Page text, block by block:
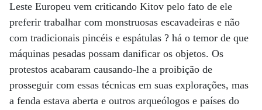
Leste Europeu vem criticando Kitov pelo fato de ele
preferir trabalhar com monstruosas escavadeiras e não
com tradicionais pincéis e espátulas ? há o temor de que
máquinas pesadas possam danificar os objetos. Os
protestos acabaram causando-lhe a proibição de
prosseguir com essas técnicas em suas explorações, mas
a fenda estava aberta e outros arqueólogos e países do